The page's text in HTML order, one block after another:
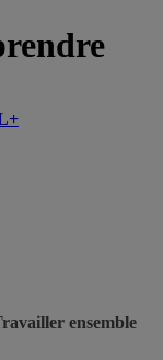
ensemble